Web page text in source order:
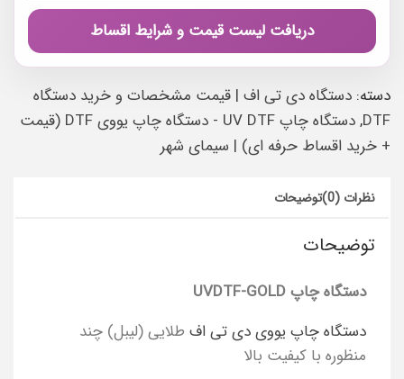
دریافت لیست قیمت و شرایط اقساط
دسته: دستگاه دی تی اف | قیمت مشخصات و خرید دستگاه
DTF
,
دستگاه چاپ UV DTF - دستگاه چاپ یووی DTF (قیمت
+ خرید اقساط حرفه ای) | سیمای شهر
توضیحات نظرات (0)
توضیحات
دستگاه چاپ UVDTF-GOLD
دستگاه چاپ یووی دی تی اف طلایی (لیبل) چند
منظوره با کیفیت بالا